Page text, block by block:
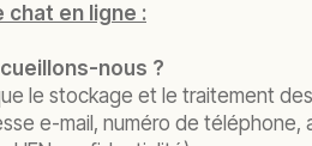
chat en ligne :
nous ?
le stockage et le traitement
e-mail, numéro de